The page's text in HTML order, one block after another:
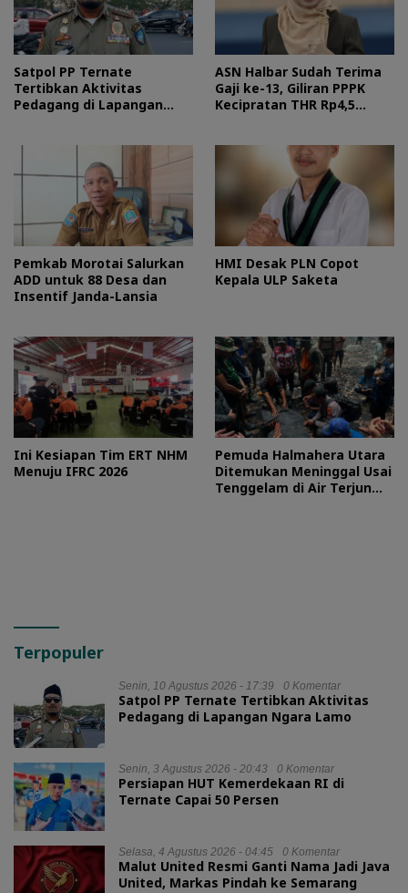
Satpol PP Ternate
Tertibkan Aktivitas
Pedagang di Lapangan
ASN Halbar Sudah Terima
Gaji ke-13, Giliran PPPK
Kecipratan THR Rp4,5
Pemkab Morotai Salurkan
ADD untuk 88 Desa dan
Insentif Janda-Lansia
HMI Desak PLN Copot
Kepala ULP Saketa
Ini Kesiapan Tim ERT NHM
Menuju IFRC 2026
Pemuda Halmahera Utara
Ditemukan Meninggal Usai
Tenggelam di Air Terjun
Terpopuler
Senin, 10 Agustus 2026 - 17:39 0 Komentar
Satpol PP Ternate Tertibkan Aktivitas
Pedagang di Lapangan Ngara Lamo
Senin, 3 Agustus 2026 - 20:43 0 Komentar
Persiapan HUT Kemerdekaan RI di
Ternate Capai 50 Persen
Selasa, 4 Agustus 2026 - 04:45 0 Komentar
Malut United Resmi Ganti Nama Jadi Java
United, Markas Pindah ke Semarang